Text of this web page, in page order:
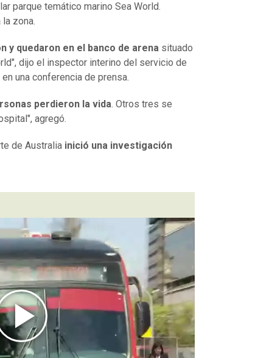
parque temático marino Sea World.
zona.
y quedaron en el banco de arena situado
dijo el inspector interino del servicio de
una conferencia de prensa.
perdieron la vida. Otros tres se
agregó.
de Australia inició una investigación